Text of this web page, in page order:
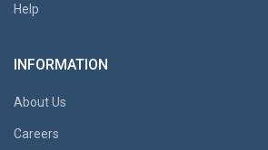
Help
INFORMATION
About Us
Careers